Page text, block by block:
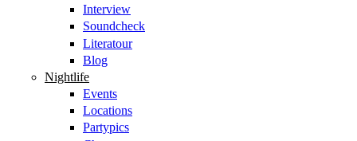
Interview
Soundcheck
Literatour
Blog
Nightlife
Events
Locations
Partypics